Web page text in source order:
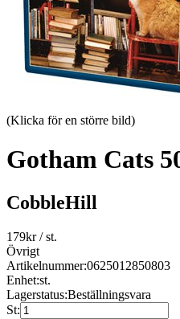
(Klicka för en större bild)
Gotham Cats
CobbleHill
179kr/ st.
Övrigt
Artikelnummer:0625012850803
Enhet:st.
Lagerstatus:Beställningsvara
St: